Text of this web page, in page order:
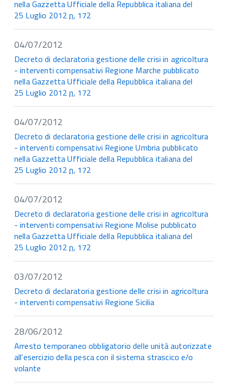
nella Gazzetta Ufficiale della Repubblica italiana del
25 Luglio 2012n. 172
04/07/2012
Decreto di declaratoria gestione delle crisi in agricoltura
- interventi compensativi Regione Marche pubblicato
nella Gazzetta Ufficiale della Repubblica italiana del
25 Luglio 2012n. 172
04/07/2012
Decreto di declaratoria gestione delle crisi in agricoltura
- interventi compensativi Regione Umbria pubblicato
nella Gazzetta Ufficiale della Repubblica italiana del
25 Luglio 2012n. 172
04/07/2012
Decreto di declaratoria gestione delle crisi in agricoltura
- interventi compensativi Regione Molise pubblicato
nella Gazzetta Ufficiale della Repubblica italiana del
25 Luglio 2012n. 172
03/07/2012
Decreto di declaratoria gestione delle crisi in agricoltura
- interventi compensativi Regione Sicilia
28/06/2012
Arresto temporaneo obbligatorio delle unità autorizzate
all'esercizio della pesca con il sistema strascico e/o
volante